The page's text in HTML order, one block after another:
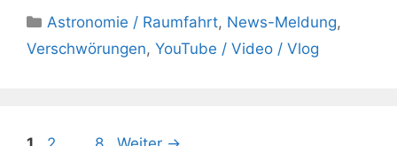
Kategorien
Astronomie / Raumfahrt, News-Meldung,
Verschwörungen, YouTube / Video / Vlog